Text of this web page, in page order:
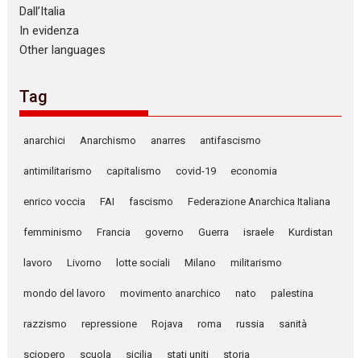
Dall’Italia
In evidenza
Other languages
Tag
anarchici Anarchismo anarres antifascismo
antimilitarismo capitalismo covid-19 economia
enrico voccia FAI fascismo Federazione Anarchica Italiana
femminismo Francia governo Guerra israele Kurdistan
lavoro Livorno lotte sociali Milano militarismo
mondo del lavoro movimento anarchico nato palestina
razzismo repressione Rojava roma russia sanità
sciopero scuola sicilia stati uniti storia